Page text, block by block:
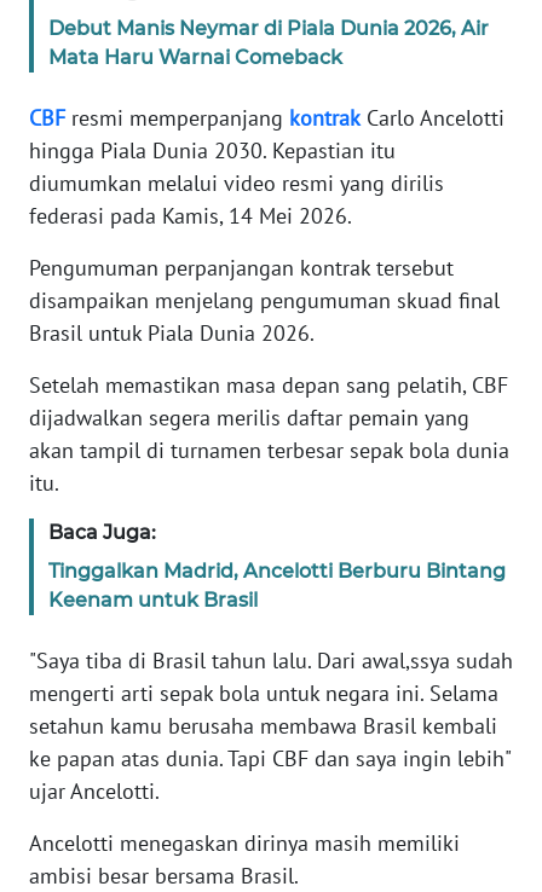
Debut Manis Neymar di Piala Dunia 2026, Air
Mata Haru Warnai Comeback
CBFresmi memperpanjang kontrakCarlo Ancelotti
hingga Piala Dunia 2030. Kepastian itu
diumumkan melalui video resmi yang dirilis
federasi pada Kamis, 14 Mei 2026.
Pengumuman perpanjangan kontrak tersebut
disampaikan menjelang pengumuman skuad final
Brasil untuk Piala Dunia 2026.
Setelah memastikan masa depan sang pelatih, CBF
dijadwalkan segera merilis daftar pemain yang
akan tampil di turnamen terbesar sepak bola dunia
itu.
Baca Juga:
Tinggalkan Madrid, Ancelotti Berburu Bintang
Keenam untuk Brasil
"Saya tiba di Brasil tahun lalu. Dari awal,ssya sudah
mengerti arti sepak bola untuk negara ini. Selama
setahun kamu berusaha membawa Brasil kembali
ke papan atas dunia. Tapi CBF dan saya ingin lebih"
ujar Ancelotti.
Ancelotti menegaskan dirinya masih memiliki
ambisi besar bersama Brasil.
INFO
TENTANG
KAMI
MEDIA
SIBER
KARIR
DISCLAIMER
Wahana
Regional
WN
SUMUT
WN
JAKARTA
JABAR